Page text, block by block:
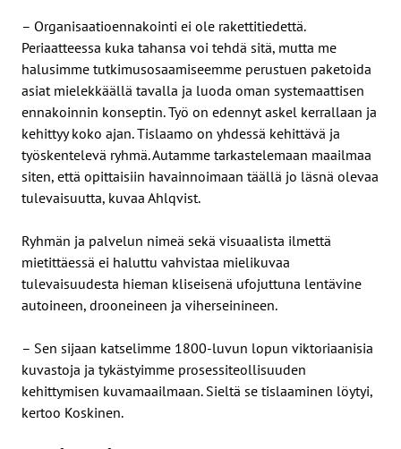
– Organisaatioennakointi ei ole rakettitiedettä.
Periaatteessa kuka tahansa voi tehdä sitä, mutta me
halusimme tutkimusosaamiseemme perustuen paketoida
asiat mielekkäällä tavalla ja luoda oman systemaattisen
ennakoinnin konseptin. Työ on edennyt askel kerrallaan ja
kehittyy koko ajan. Tislaamo on yhdessä kehittävä ja
työskentelevä ryhmä. Autamme tarkastelemaan maailmaa
siten, että opittaisiin havainnoimaan täällä jo läsnä olevaa
tulevaisuutta, kuvaa Ahlqvist.
Ryhmän ja palvelun nimeä sekä visuaalista ilmettä
mietittäessä ei haluttu vahvistaa mielikuvaa
tulevaisuudesta hieman kliseisenä ufojuttuna lentävine
autoineen, drooneineen ja viherseinineen.
– Sen sijaan katselimme 1800-luvun lopun viktoriaanisia
kuvastoja ja tykästyimme prosessiteollisuuden
kehittymisen kuvamaailmaan. Sieltä se tislaaminen löytyi,
kertoo Koskinen.